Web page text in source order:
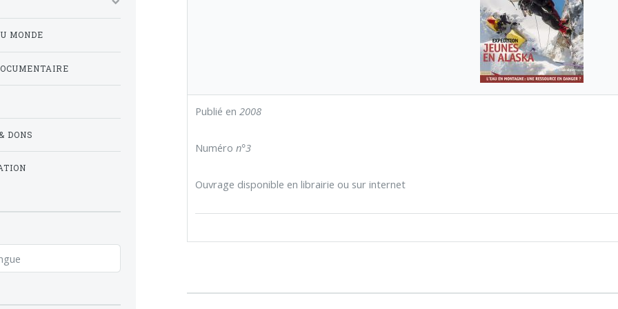
Publié en 2008
Numéro n°3
Ouvrage disponible en librairie ou sur internet
MONDE
DONS